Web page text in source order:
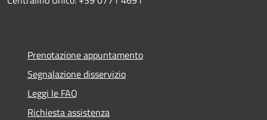
Prenotazione appuntamento
Segnalazione disservizio
Leggi le FAQ
Richiesta assistenza